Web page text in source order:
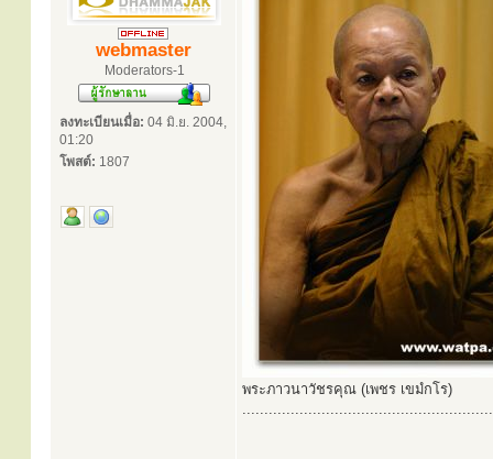
webmaster
Moderators-1
ลงทะเบียนเมื่อ: 04 มิ.ย. 2004,
01:20
โพสต์: 1807
พระภาวนาวัชรคุณ (เพชร เขมํกโร)